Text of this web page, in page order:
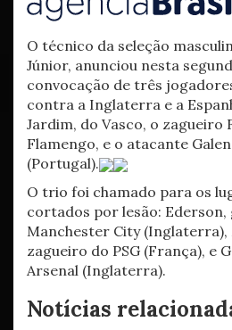
O técnico da seleção
Júnior, anunciou nesta
convocação de três
contra a Inglaterra e a
Jardim, do Vasco, o zagueiro
Flamengo, e o atacante
(Portugal).
O trio foi chamado para os
cortados por lesão: Ederson,
Manchester City (Inglaterra),
zagueiro do PSG (França), e
Arsenal (Inglaterra).
Notícias